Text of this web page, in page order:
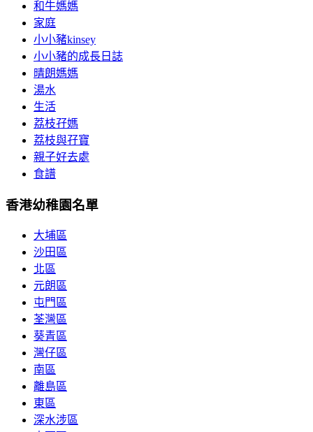
和牛媽媽
家庭
小小豬kinsey
小小豬的成長日誌
晴朗媽媽
湯水
生活
荔枝孖媽
荔枝與孖寶
親子好去處
食譜
香港幼稚園名單
大埔區
沙田區
北區
元朗區
屯門區
荃灣區
葵青區
灣仔區
南區
離島區
東區
深水涉區